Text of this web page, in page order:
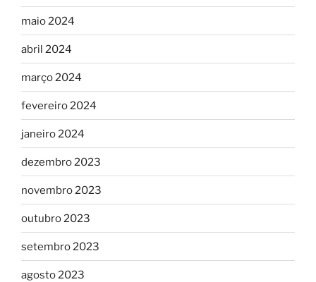
maio 2024
abril 2024
março 2024
fevereiro 2024
janeiro 2024
dezembro 2023
novembro 2023
outubro 2023
setembro 2023
agosto 2023